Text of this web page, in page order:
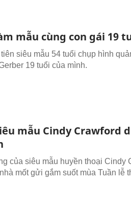
mẫu cùng con gái 19
siêu mẫu 54 tuổi chụp hình
19 tuổi của mình.
mẫu Cindy Crawford
của siêu mẫu huyền thoại Cindy
mốt gửi gắm suốt mùa Tuần lễ